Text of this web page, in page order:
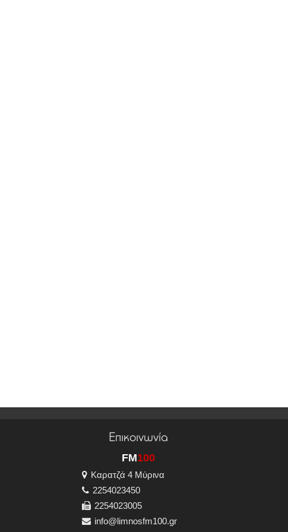
Επικοινωνία
FM100
Καρατζά 4 Μύρινα
2254023450
2254023005
info@limnosfm100.gr